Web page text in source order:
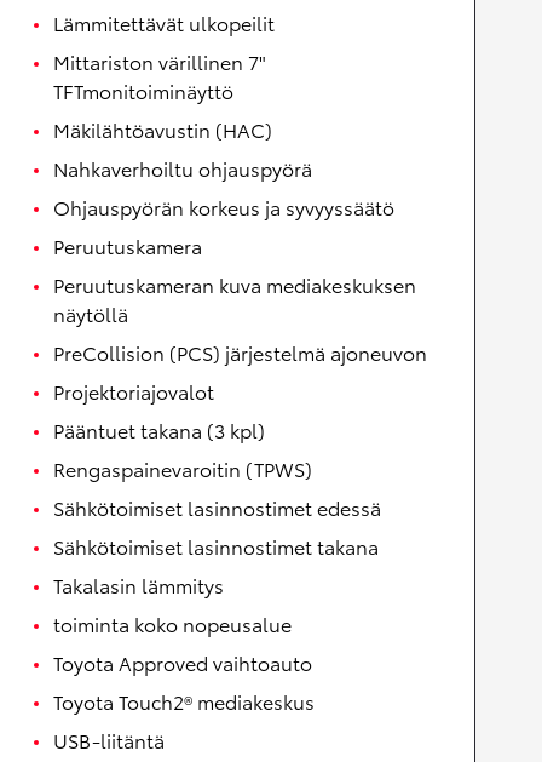
Lämmitettävät ulkopeilit
Mittariston värillinen 7"
TFTmonitoiminäyttö
Mäkilähtöavustin (HAC)
Nahkaverhoiltu ohjauspyörä
Ohjauspyörän korkeus ja syvyyssäätö
Peruutuskamera
Peruutuskameran kuva mediakeskuksen
näytöllä
PreCollision (PCS) järjestelmä ajoneuvon
Projektoriajovalot
Pääntuet takana (3 kpl)
Rengaspainevaroitin (TPWS)
Sähkötoimiset lasinnostimet edessä
Sähkötoimiset lasinnostimet takana
Takalasin lämmitys
toiminta koko nopeusalue
Toyota Approved vaihtoauto
Toyota Touch2® mediakeskus
USB-liitäntä